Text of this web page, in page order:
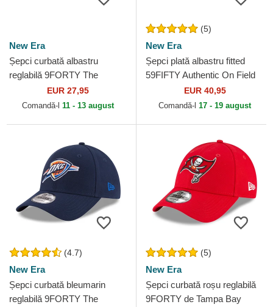
New Era
Șepci curbată albastru
reglabilă 9FORTY The
League de Kansas City
Royals MLB de New Era
EUR 27,95
Comandă-l 11 - 13 august
(5)
New Era
Șepci plată albastru fitted
59FIFTY Authentic On Field
de Kansas City Royals MLB
de New Era
EUR 40,95
Comandă-l 17 - 19 august
(4.7)
New Era
Șepci curbată bleumarin
reglabilă 9FORTY The
(5)
New Era
Șepci curbată roșu reglabilă
9FORTY de Tampa Bay